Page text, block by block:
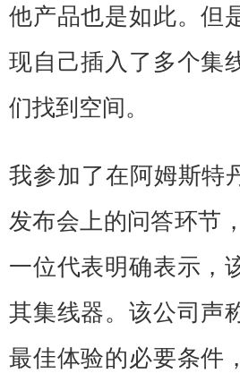
他产品也是如此。但
现自己插入了多个集
们找到空间。
我参加了在阿姆斯特
发布会上的问答环节
一位代表明确表示，
其集线器。该公司声
最佳体验的必要条件